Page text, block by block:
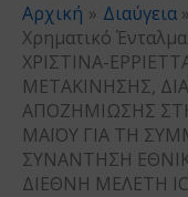
Αρχική
Διαύγεια
Χρηματικό
ΧΡΙΣΤΙΝΑ-
ΜΕΤΑΚΙΝΗΣΗΣ,
ΑΠΟΖΗΜΙΩΣΗΣ
ΜΑΪΟΥ ΓΙΑ ΤΗ
ΣΥΝΑΝΤΗΣΗ
ΔΙΕΘΝΗ ΜΕΛΕΤΗ